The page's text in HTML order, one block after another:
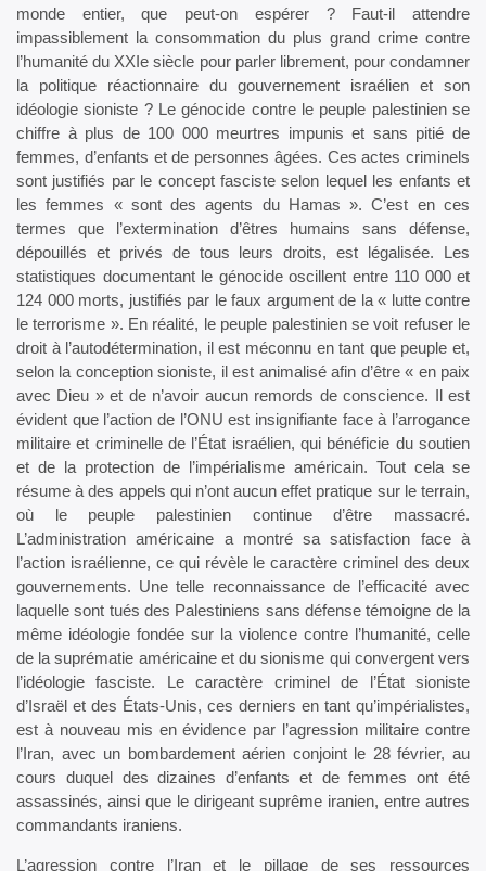
monde entier, que peut-on espérer ? Faut-il attendre
impassiblement la consommation du plus grand crime contre
l’humanité du XXIe siècle pour parler librement, pour condamner
la politique réactionnaire du gouvernement israélien et son
idéologie sioniste ? Le génocide contre le peuple palestinien se
chiffre à plus de 100 000 meurtres impunis et sans pitié de
femmes, d’enfants et de personnes âgées. Ces actes criminels
sont justifiés par le concept fasciste selon lequel les enfants et
les femmes « sont des agents du Hamas ». C’est en ces
termes que l’extermination d’êtres humains sans défense,
dépouillés et privés de tous leurs droits, est légalisée. Les
statistiques documentant le génocide oscillent entre 110 000 et
124 000 morts, justifiés par le faux argument de la « lutte contre
le terrorisme ». En réalité, le peuple palestinien se voit refuser le
droit à l’autodétermination, il est méconnu en tant que peuple et,
selon la conception sioniste, il est animalisé afin d’être « en paix
avec Dieu » et de n’avoir aucun remords de conscience. Il est
évident que l’action de l’ONU est insignifiante face à l’arrogance
militaire et criminelle de l’État israélien, qui bénéficie du soutien
et de la protection de l’impérialisme américain. Tout cela se
résume à des appels qui n’ont aucun effet pratique sur le terrain,
où le peuple palestinien continue d’être massacré.
L’administration américaine a montré sa satisfaction face à
l’action israélienne, ce qui révèle le caractère criminel des deux
gouvernements. Une telle reconnaissance de l’efficacité avec
laquelle sont tués des Palestiniens sans défense témoigne de la
même idéologie fondée sur la violence contre l’humanité, celle
de la suprématie américaine et du sionisme qui convergent vers
l’idéologie fasciste. Le caractère criminel de l’État sioniste
d’Israël et des États-Unis, ces derniers en tant qu’impérialistes,
est à nouveau mis en évidence par l’agression militaire contre
l’Iran, avec un bombardement aérien conjoint le 28 février, au
cours duquel des dizaines d’enfants et de femmes ont été
assassinés, ainsi que le dirigeant suprême iranien, entre autres
commandants iraniens.
L’agression contre l’Iran et le pillage de ses ressources